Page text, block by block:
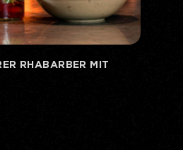
RHABARBER MIT